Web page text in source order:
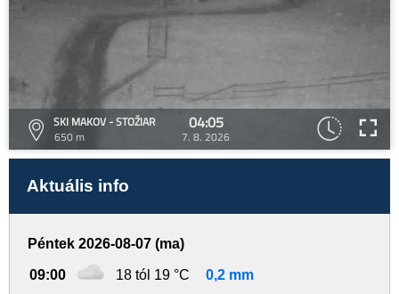
SKI MAKOV - STOŽIAR
650 m
04:05
7. 8. 2026
Aktuális info
Péntek 2026-08-07 (ma)
09:00 18 tól 19 °C 0,2 mm